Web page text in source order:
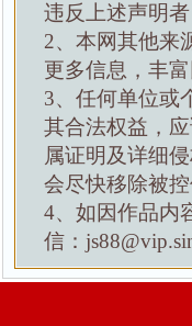
违反上述声明
2、本网其他来
更多信息，丰
3、任何单位或
其合法权益，
属证明及详细
会尽快移除被控
4、如因作品内
信：